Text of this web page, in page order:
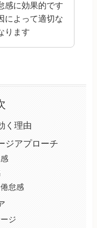
感に効果的です
によって適切な
ります
く理由
ジアプローチ
怠感
ジ